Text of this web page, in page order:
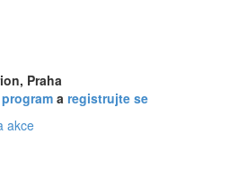
Praha
a registrujte se
akce